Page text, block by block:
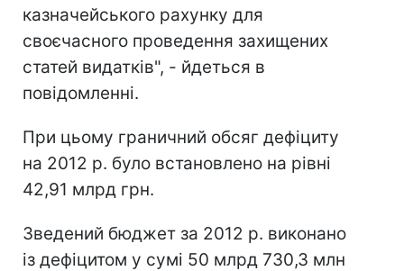
казначейського рахунку для
своєчасного проведення захищених
статей видатків", - йдеться в
повідомленні.
При цьому граничний обсяг дефіциту
на 2012 р. було встановлено на рівні
42,91 млрд грн.
Зведений бюджет за 2012 р. виконано
із дефіцитом у сумі 50 млрд 730,3 млн